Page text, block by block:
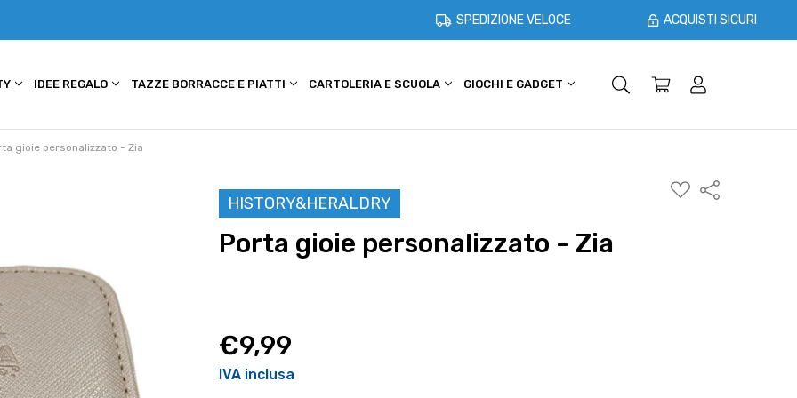
SPEDIZIONE VELOCE ACQUISTI SICURI
IDEE REGALO TAZZE BORRACCE E PIATTI CARTOLERIA E SCUOLA GIOCHI E GADGET SHOPPER E CASA
gioie personalizzato - Zia
HISTORY&HERALDRY
AGGIUNGI
ALLA
Condividi
Porta gioie personalizzato - Zia
€9,99
IVA inclusa